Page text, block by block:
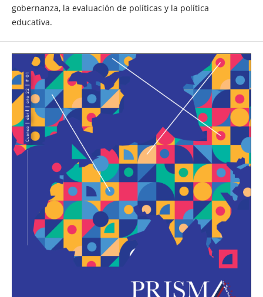
gobernanza, la evaluación de políticas y la política
educativa.